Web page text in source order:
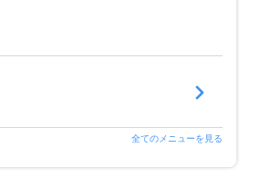
全てのメニューを見る